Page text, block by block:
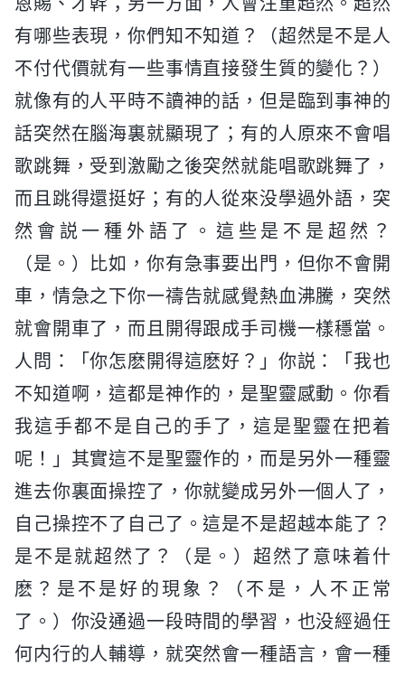
有哪些表現，你們知不知道？（超然是不是人
不付代價就有一些事情直接發生質的變化？）
就像有的人平時不讀神的話，但是臨到事神的
話突然在腦海裏就顯現了；有的人原來不會唱
歌跳舞，受到激勵之後突然就能唱歌跳舞了，
而且跳得還挺好；有的人從來没學過外語，突
然會説一種外語了。這些是不是超然？
（是。）比如，你有急事要出門，但你不會開
車，情急之下你一禱告就感覺熱血沸騰，突然
就會開車了，而且開得跟成手司機一樣穩當。
人問：「你怎麽開得這麽好？」你説：「我也
不知道啊，這都是神作的，是聖靈感動。你看
我這手都不是自己的手了，這是聖靈在把着
呢！」其實這不是聖靈作的，而是另外一種靈
進去你裏面操控了，你就變成另外一個人了，
自己操控不了自己了。這是不是超越本能了？
是不是就超然了？（是。）超然了意味着什
麽？是不是好的現象？（不是，人不正常
了。）你没通過一段時間的學習，也没經過任
何内行的人輔導，就突然會一種語言，會一種